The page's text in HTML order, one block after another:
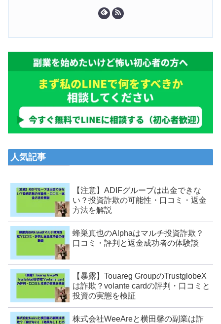
人気記事
【注意】ADIFグループは出金できな
い？投資詐欺の可能性・口コミ・返金
方法を解説
蜂巣真也のAlphaはマルチ投資詐欺？
口コミ・評判と返金成功者の体験談
【暴露】Touareg GroupのTrustglobeX
は詐欺？volante cardの評判・口コミと
投資の実態を検証
株式会社WeeAreと横田馨の副業は詐